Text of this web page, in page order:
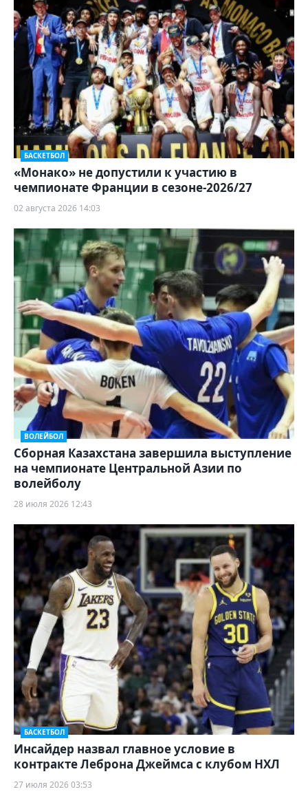
БАСКЕТБОЛ
«Монако» не допустили к участию в
чемпионате Франции в сезоне-2026/27
02 августа 2026 14:03
ВОЛЕЙБОЛ
Сборная Казахстана завершила выступление
на чемпионате Центральной Азии по
волейболу
28 июля 2026 12:43
БАСКЕТБОЛ
Инсайдер назвал главное условие в
контракте Леброна Джеймса с клубом НХЛ
27 июля 2026 03:53